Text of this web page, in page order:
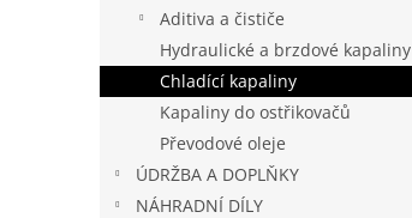
l
Aditiva a čističe
Hydraulické a brzdové kapaliny
Chladící kapaliny
Kapaliny do ostřikovačů
Převodové oleje
ÚDRŽBA A DOPLŇKY
NÁHRADNÍ DÍLY